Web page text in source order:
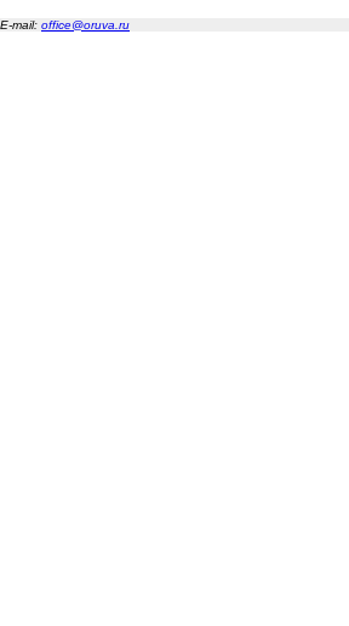
E-mail: office@oruva.ru